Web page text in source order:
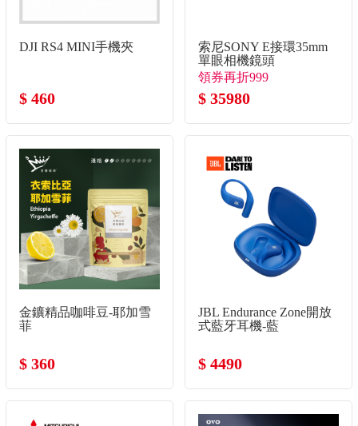
DJI RS4 MINI手機夾
$ 460
索尼SONY E接環35mm
單眼相機鏡頭
領券再折999
$ 35980
金鑛精品咖啡豆-耶加雪
菲
$ 360
JBL Endurance Zone開放
式藍牙耳機-藍
$ 4490